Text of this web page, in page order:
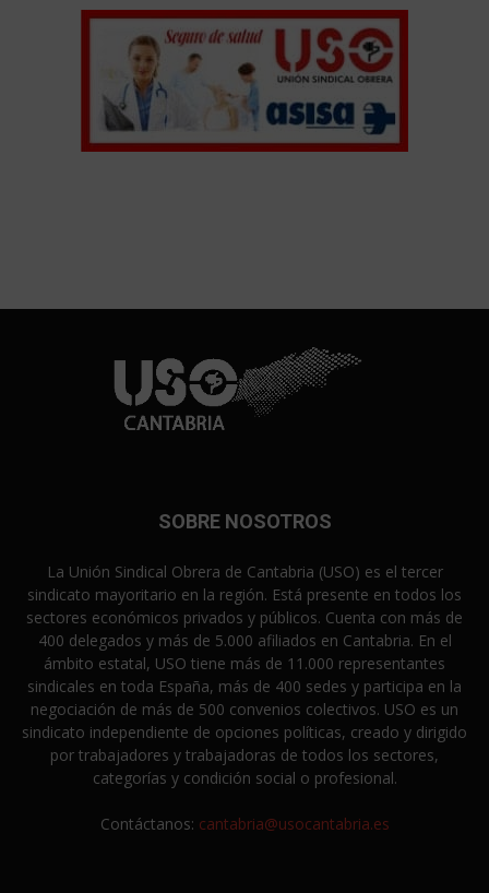
SOBRE NOSOTROS
La Unión Sindical Obrera de Cantabria (USO) es el tercer
sindicato mayoritario en la región. Está presente en todos los
sectores económicos privados y públicos. Cuenta con más de
400 delegados y más de 5.000 afiliados en Cantabria. En el
ámbito estatal, USO tiene más de 11.000 representantes
sindicales en toda España, más de 400 sedes y participa en la
negociación de más de 500 convenios colectivos. USO es un
sindicato independiente de opciones políticas, creado y dirigido
por trabajadores y trabajadoras de todos los sectores,
categorías y condición social o profesional.
Contáctanos: cantabria@usocantabria.es